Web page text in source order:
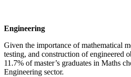
Engineering
Given the importance of mathematical
testing, and construction of engineered
11.7% of master’s graduates in Maths
Engineering sector.